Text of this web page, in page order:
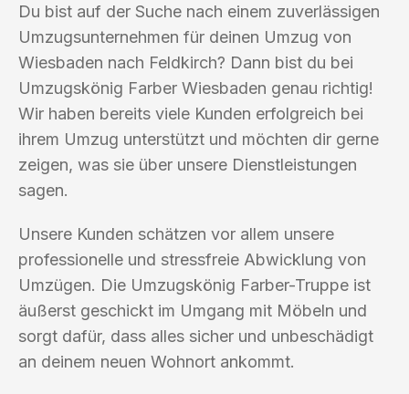
Du bist auf der Suche nach einem zuverlässigen
Umzugsunternehmen für deinen Umzug von
Wiesbaden nach Feldkirch? Dann bist du bei
Umzugskönig Farber Wiesbaden genau richtig!
Wir haben bereits viele Kunden erfolgreich bei
ihrem Umzug unterstützt und möchten dir gerne
zeigen, was sie über unsere Dienstleistungen
sagen.
Unsere Kunden schätzen vor allem unsere
professionelle und stressfreie Abwicklung von
Umzügen. Die Umzugskönig Farber-Truppe ist
äußerst geschickt im Umgang mit Möbeln und
sorgt dafür, dass alles sicher und unbeschädigt
an deinem neuen Wohnort ankommt.